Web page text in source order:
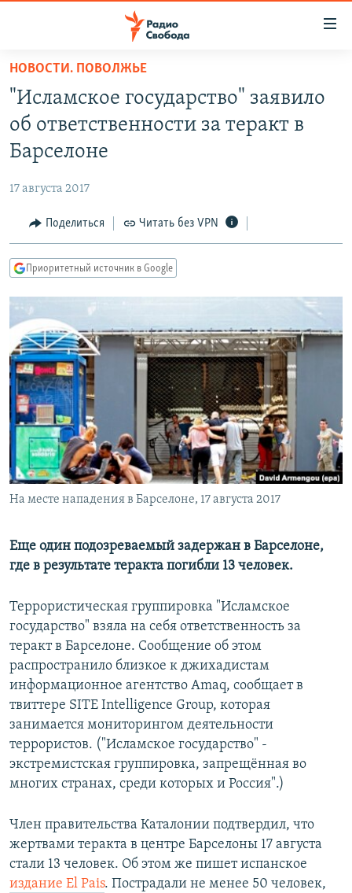
упрощенного
доступа
Вернуться
основному
Вернутся
Вернутся
поиску
ПРОГРАММЫ
ПОДКАСТЫ
АВТОРСКИЕ ПРОЕКТЫ
МНЕНИЯ
КУЛЬТУРА
КАВКАЗ.РЕАЛИИ
СЕВЕР.РЕАЛИИ
СИБИРЬ.РЕАЛИИ
РАСПИСАНИЕ ВЕЩАНИЯ
ПОДПИШИТЕСЬ НА РАССЫЛКУ
СОЦИАЛЬНЫЕ СЕТИ
Все сайты РСЕ/РС
НОВОСТИ. ПОВОЛЖЬЕ
"Исламское государство" заявило
об ответственности за теракт в
Барселоне
17 августа 2017
Поделиться Читать без VPN
Приоритетный источник в Google
На месте нападения в Барселоне, 17 августа 2017
Еще один подозреваемый задержан в Барселоне,
где в результате теракта погибли 13 человек.
Террористическая группировка "Исламское
государство" взяла на себя ответственность за
теракт в Барселоне. Сообщение об этом
распространило близкое к джихадистам
информационное агентство Amaq, сообщает в
твиттере SITE Intelligence Group, которая
занимается мониторингом деятельности
террористов. ("Исламское государство" -
экстремистская группировка, запрещённая во
многих странах, среди которых и Россия".)
Член правительства Каталонии подтвердил, что
жертвами теракта в центре Барселоны 17 августа
стали 13 человек. Об этом же пишет испанское
издание El Pais. Пострадали не менее 50 человек,